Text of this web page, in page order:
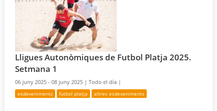
Lligues Autonòmiques de Futbol Platja 2025.
Setmana 1
06 juny 2025 - 08 juny 2025 |Todo el día |
esdeveniments futbol platja altres esdeveniments